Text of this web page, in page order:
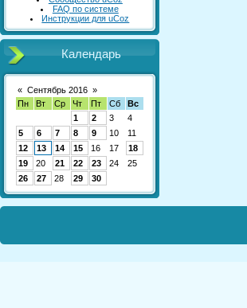
FAQ по системе
Инструкции для uCoz
Календарь
« Сентябрь 2016 »
Пн
Вт Ср Чт Пт Сб
Вс
1
2 3
4
5
6 7 8 9 10
11
12
13 14 15 16 17
18
19
20 21 22 23 24
25
26
27 28 29 30